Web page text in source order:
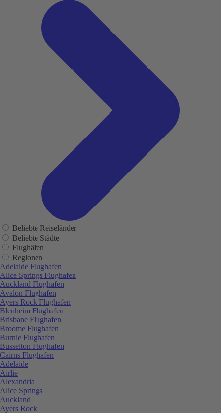
Beliebte Reiseländer
Beliebte Städte
Flughäfen
Regionen
Adelaide Flughafen
Alice Springs Flughafen
Auckland Flughafen
Avalon Flughafen
Ayers Rock Flughafen
Blenheim Flughafen
Brisbane Flughafen
Broome Flughafen
Burnie Flughafen
Busselton Flughafen
Cairns Flughafen
Adelaide
Airlie
Alexandria
Alice Springs
Auckland
Ayers Rock